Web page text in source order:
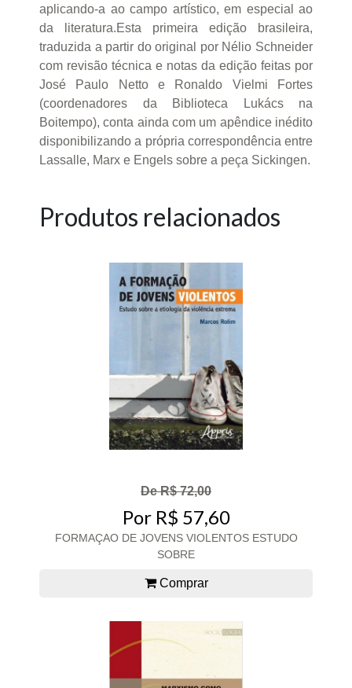
aplicando-a ao campo artístico, em especial ao
da literatura.Esta primeira edição brasileira,
traduzida a partir do original por Nélio Schneider
com revisão técnica e notas da edição feitas por
José Paulo Netto e Ronaldo Vielmi Fortes
(coordenadores da Biblioteca Lukács na
Boitempo), conta ainda com um apêndice inédito
disponibilizando a própria correspondência entre
Lassalle, Marx e Engels sobre a peça Sickingen.
Produtos relacionados
De R$ 72,00
Por R$ 57,60
FORMAÇAO DE JOVENS VIOLENTOS ESTUDO
SOBRE
Comprar